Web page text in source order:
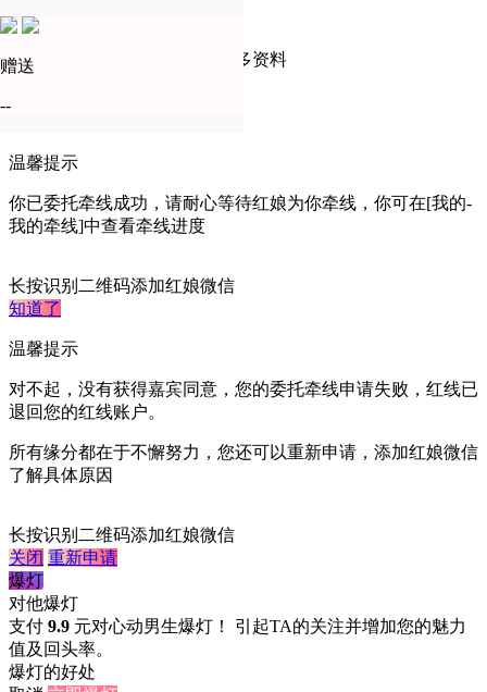
赠送
--
只有实名认证会员才可查看更多资料
温馨提示
你已委托牵线成功，请耐心等待红娘为你牵线，你可在[我的-
我的牵线]中查看牵线进度
长按识别二维码添加红娘微信
知道了
温馨提示
对不起，没有获得嘉宾同意，您的委托牵线申请失败，红线已
退回您的红线账户。
所有缘分都在于不懈努力，您还可以重新申请，添加红娘微信
了解具体原因
长按识别二维码添加红娘微信
关闭 重新申请
爆灯
对他爆灯
支付 9.9 元对心动男生爆灯！ 引起TA的关注并增加您的魅力
值及回头率。
爆灯的好处